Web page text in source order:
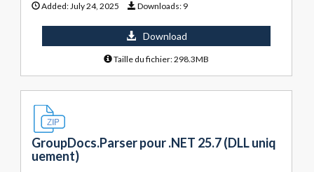
Added:July 24, 2025 Downloads: 9
Download
Taille du fichier: 298.3MB
GroupDocs.Parser pour .NET 25.7 (DLL uniq
uement)